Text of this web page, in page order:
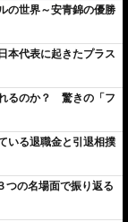
の世界～安青錦の優勝
本代表に起きたプラス
るのか？ 驚きの「フ
いる退職金と引退相撲
つの名場面で振り返る